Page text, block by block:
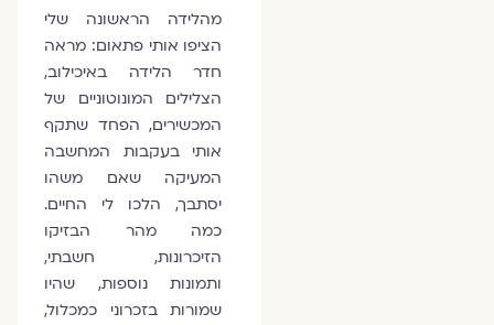
מהלידה הראשונה שלי
הציפו אותי פתאום: מראה
חדר הלידה באיכילוב,
הצלילים המונוטוניים של
המכשירים, הפחד שתקף
אותי בעקבות המחשבה
המעיקה שאם משהו
יסתבך, הלכו לי החיים.
כמה מהר הבזיקו
הזיכרונות, חשבתי,
ותמונות נוספות, שהיו
שמורות בזכרוני כמכלול,